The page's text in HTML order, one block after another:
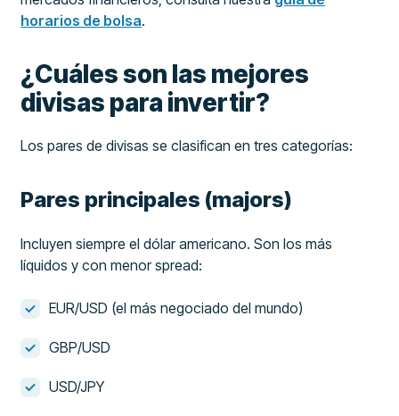
horarios de bolsa.
¿Cuáles son las mejores
divisas para invertir?
Los pares de divisas se clasifican en tres categorías:
Pares principales (majors)
Incluyen siempre el dólar americano. Son los más
líquidos y con menor spread:
EUR/USD (el más negociado del mundo)
GBP/USD
USD/JPY